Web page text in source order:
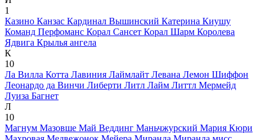
1
Казино Канзас Кардинал Вышинский Катерина Киушу
Команд Перфоманс Корал Сансет Корал Шарм Королева
Ядвига Крылья ангела
К
10
Ла Вилла Котта Лавиния Лаймлайт Левана Лемон Шиффон
Леонардо да Винчи Либерти Литл Лайм Литтл Мермейд
Луиза Багнет
Л
10
Магнум Мазовше Май Веддинг Маньчжурский Мария Кюри